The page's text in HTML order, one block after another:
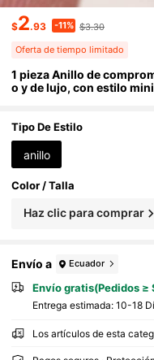
$2.93 -11% $3.30
Oferta de tiempo limitado
1 pieza Anillo de
o y de lujo, con estilo
Tipo De Estilo
anillo
Color / Talla
Haz clic para comprar
Envío a Ecuador
Envío gratis(Pedidos ≥
Entrega estimada: 10-18
Los artículos de esta